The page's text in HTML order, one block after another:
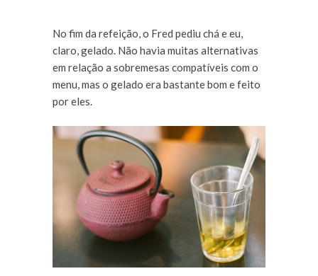
No fim da refeição, o Fred pediu chá e eu,
claro, gelado. Não havia muitas alternativas
em relação a sobremesas compatíveis com o
menu, mas o gelado era bastante bom e feito
por eles.